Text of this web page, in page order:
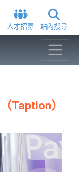
人才招募 站內搜尋
Taption）